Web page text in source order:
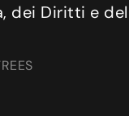
dei Diritti e